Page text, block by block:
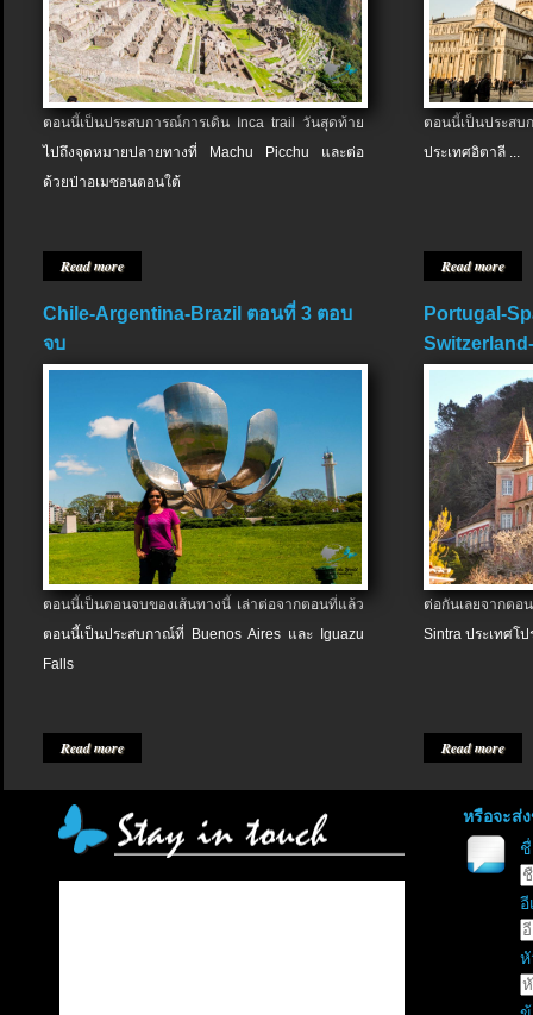
ตอนนี้เป็นประสบการณ์การเดิน Inca trail วันสุดท้าย
ไปถึงจุดหมายปลายทางที่ Machu Picchu และต่อ
ด้วยป่าอเมซอนตอนใต้
Read more
ตอนนี้เป็นประส
ประเทศอิตาลี ...
Read more
Chile-Argentina-Brazil ตอนที่ 3 ตอบ
จบ
ตอนนี้เป็นตอนจบของเส้นทางนี้ เล่าต่อจากตอนที่แล้ว
ตอนนี้เป็นประสบกาณ์ที่ Buenos Aires และ Iguazu
Falls
Read more
Portugal-
ต่อกันเลยจากต
Sintra ประเทศโป
Read more
หรือจะส่
อี
หั